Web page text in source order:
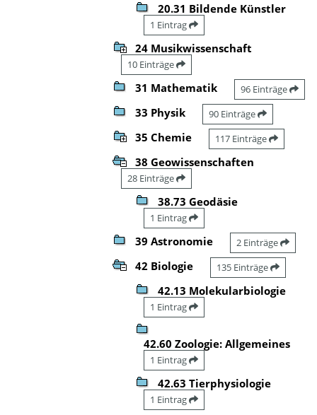
20.31 Bildende Künstler
1 Eintrag
24 Musikwissenschaft
10 Einträge
31 Mathematik 96 Einträge
33 Physik 90 Einträge
35 Chemie 117 Einträge
38 Geowissenschaften
28 Einträge
38.73 Geodäsie
1 Eintrag
39 Astronomie 2 Einträge
42 Biologie 135 Einträge
42.13 Molekularbiologie
1 Eintrag
42.60 Zoologie: Allgemeines
1 Eintrag
42.63 Tierphysiologie
1 Eintrag